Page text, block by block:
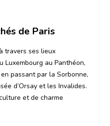
de Paris
travers ses lieux
Luxembourg au Panthéon,
passant par la Sorbonne,
d’Orsay et les Invalides.
et de charme